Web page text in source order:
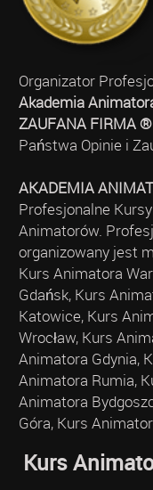
Organizator
Akademia
ZAUFANA FIRMA ®
Państwa Opinie i
AKADEMIA
Profesjonalne
Animatorów.
organizowany jest
Kurs Animatora
Gdańsk, Kurs
Katowice, Kurs
Wrocław, Kurs
Animatora Gdynia,
Animatora Rumia,
Animatora
Góra, Kurs
Kurs